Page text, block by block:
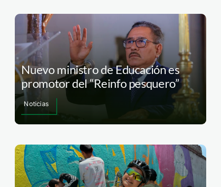
Nuevo ministro de Educación es
promotor del “Reinfo pesquero”
Noticias